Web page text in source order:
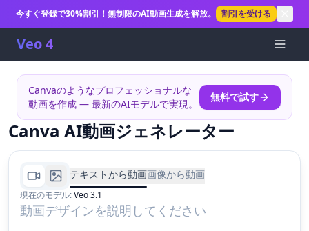
今すぐ登録で30%割引！無制限のAI動画生成を解放。 割引を受ける
Veo 4
Canvaのようなプロフェッショナルな
動画を作成 — 最新のAIモデルで実現。
無料で試す
Canva AI動画ジェネレーター
テキストから動画画像から動画
現在のモデル:Veo 3.1